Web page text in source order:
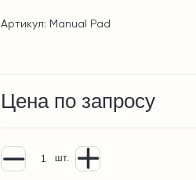
Артикул: Manual Pad
Цена по запросу
шт.